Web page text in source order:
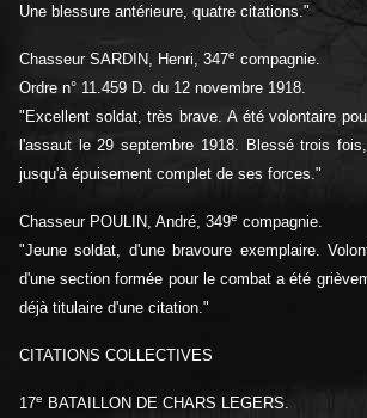
Une blessure antérieure, quatre citations."
Chasseur SARDIN, Henri, 347e compagnie.
Ordre n° 11.459 D. du 12 novembre 1918.
"Excellent soldat, très brave. A été volontaire
l'assaut le 29 septembre 1918. Blessé trois
jusqu'à épuisement complet de ses forces."
Chasseur POULIN, André, 349e compagnie.
"Jeune soldat, d'une bravoure exemplaire.
d'une section formée pour le combat a été
déjà titulaire d'une citation."
CITATIONS COLLECTIVES
17e BATAILLON DE CHARS LEGERS.